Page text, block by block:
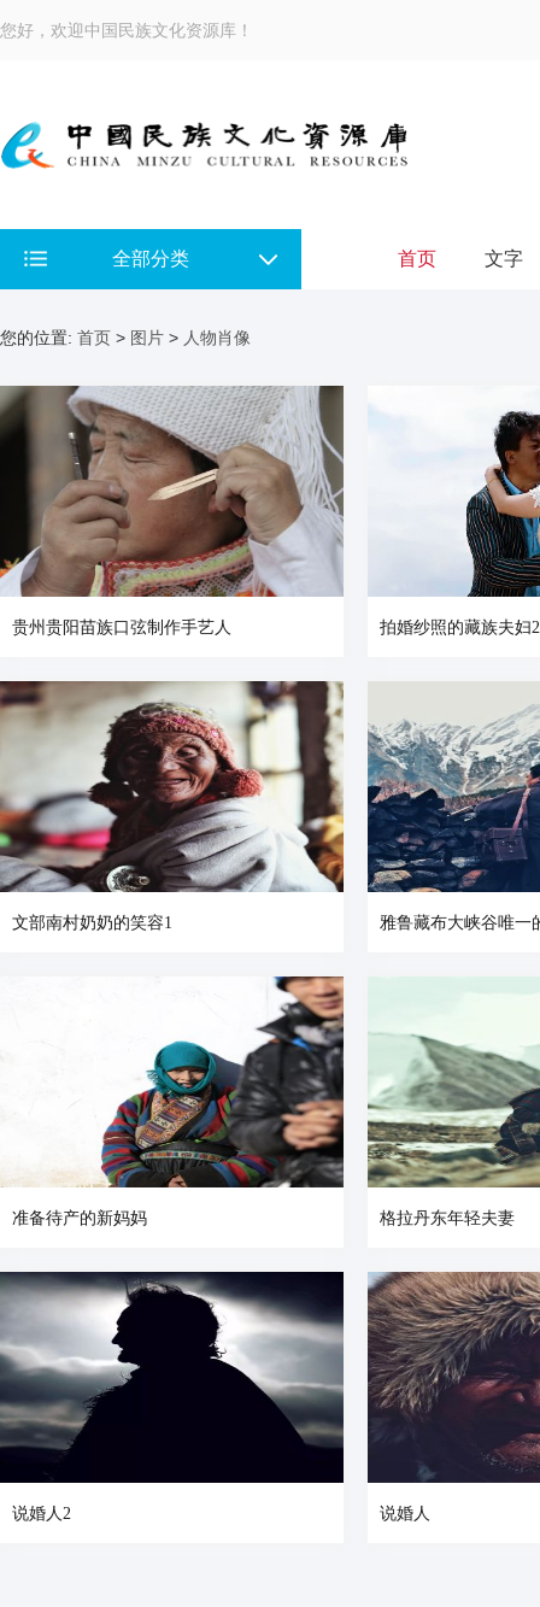
您好，欢迎中国民族文化资源库！
全部分类 首页 文字
您的位置: 首页 > 图片 > 人物肖像
贵州贵阳苗族口弦制作手艺人 拍婚纱照的藏族夫妇2
文部南村奶奶的笑容1 雅鲁藏布大峡谷唯一
准备待产的新妈妈 格拉丹东年轻夫妻
说婚人2 说婚人